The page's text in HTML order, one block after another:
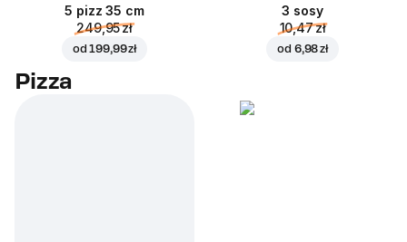
5 pizz 35 cm
249,95 zł
od199,99 zł
3 sosy
10,47 zł
od 6,98 zł
Pizza